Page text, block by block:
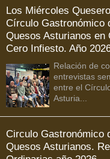
Los Miércoles
Círculo Gastronómico
Quesos Asturianos en
Cero Infiesto. Año
Relación de
entrevistas
entre el
Asturia...
Circulo Gastronómico
Quesos Asturianos.